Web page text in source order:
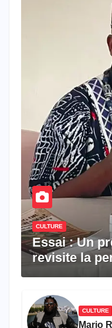
CULTURE
Essai : Un
revisite la
CULTURE
Mario